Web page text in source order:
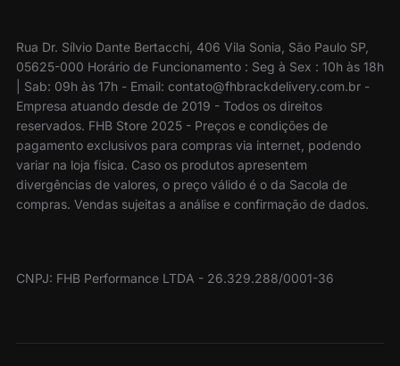
Rua Dr. Sílvio Dante Bertacchi, 406 Vila Sonia, São Paulo SP,
05625-000 Horário de Funcionamento : Seg à Sex : 10h às 18h
| Sab: 09h às 17h - Email: contato@fhbrackdelivery.com.br -
Empresa atuando desde de 2019 - Todos os direitos
reservados. FHB Store 2025 - Preços e condições de
pagamento exclusivos para compras via internet, podendo
variar na loja física. Caso os produtos apresentem
divergências de valores, o preço válido é o da Sacola de
compras. Vendas sujeitas a análise e confirmação de dados.
CNPJ: FHB Performance LTDA - 26.329.288/0001-36